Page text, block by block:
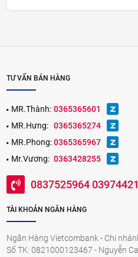
TƯ VẤN BÁN HÀNG
MR.Thành: 0365365601
MR.Hưng: 0365365274
MR.Phong: 0365365967
Mr.Vương: 0363428255
0837525964
TÀI KHOẢN NGÂN HÀNG
Ngân Hàng Vietcombank - Chi
Số TK: 0821000123467 - Nguyễn